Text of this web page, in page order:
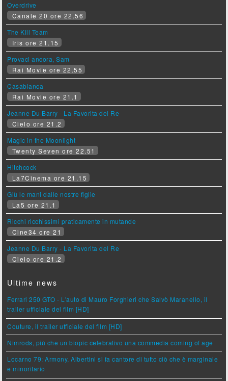
Overdrive
Canale 20 ore 22.56
The Kill Team
Iris ore 21.15
Provaci ancora, Sam
Rai Movie ore 22.55
Casablanca
Rai Movie ore 21.1
Jeanne Du Barry - La Favorita del Re
Cielo ore 21.2
Magic in the Moonlight
Twenty Seven ore 22.51
Hitchcock
La7Cinema ore 21.15
Giù le mani dalle nostre figlie
La5 ore 21.1
Ricchi ricchissimi praticamente in mutande
Cine34 ore 21
Jeanne Du Barry - La Favorita del Re
Cielo ore 21.2
Ultime news
Ferrari 250 GTO - L'auto di Mauro Forghieri che Salvò Maranello, il
trailer ufficiale del film [HD]
Couture, il trailer ufficiale del film [HD]
Nimrods, più che un biopic celebrativo una commedia coming of age
Locarno 79: Armony, Albertini si fa cantore di tutto ciò che è marginale
e minoritario